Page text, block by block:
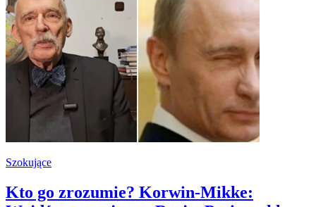
Szokujące
Kto go zrozumie? Korwin-Mikke: